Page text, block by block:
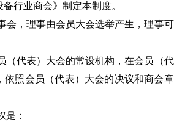
行业商会》制定本制度。
会，理事由会员大会选举产生，理事可
（代表）大会的常设机构，在会员（代
依照会员（代表）大会的决议和商会章
是：